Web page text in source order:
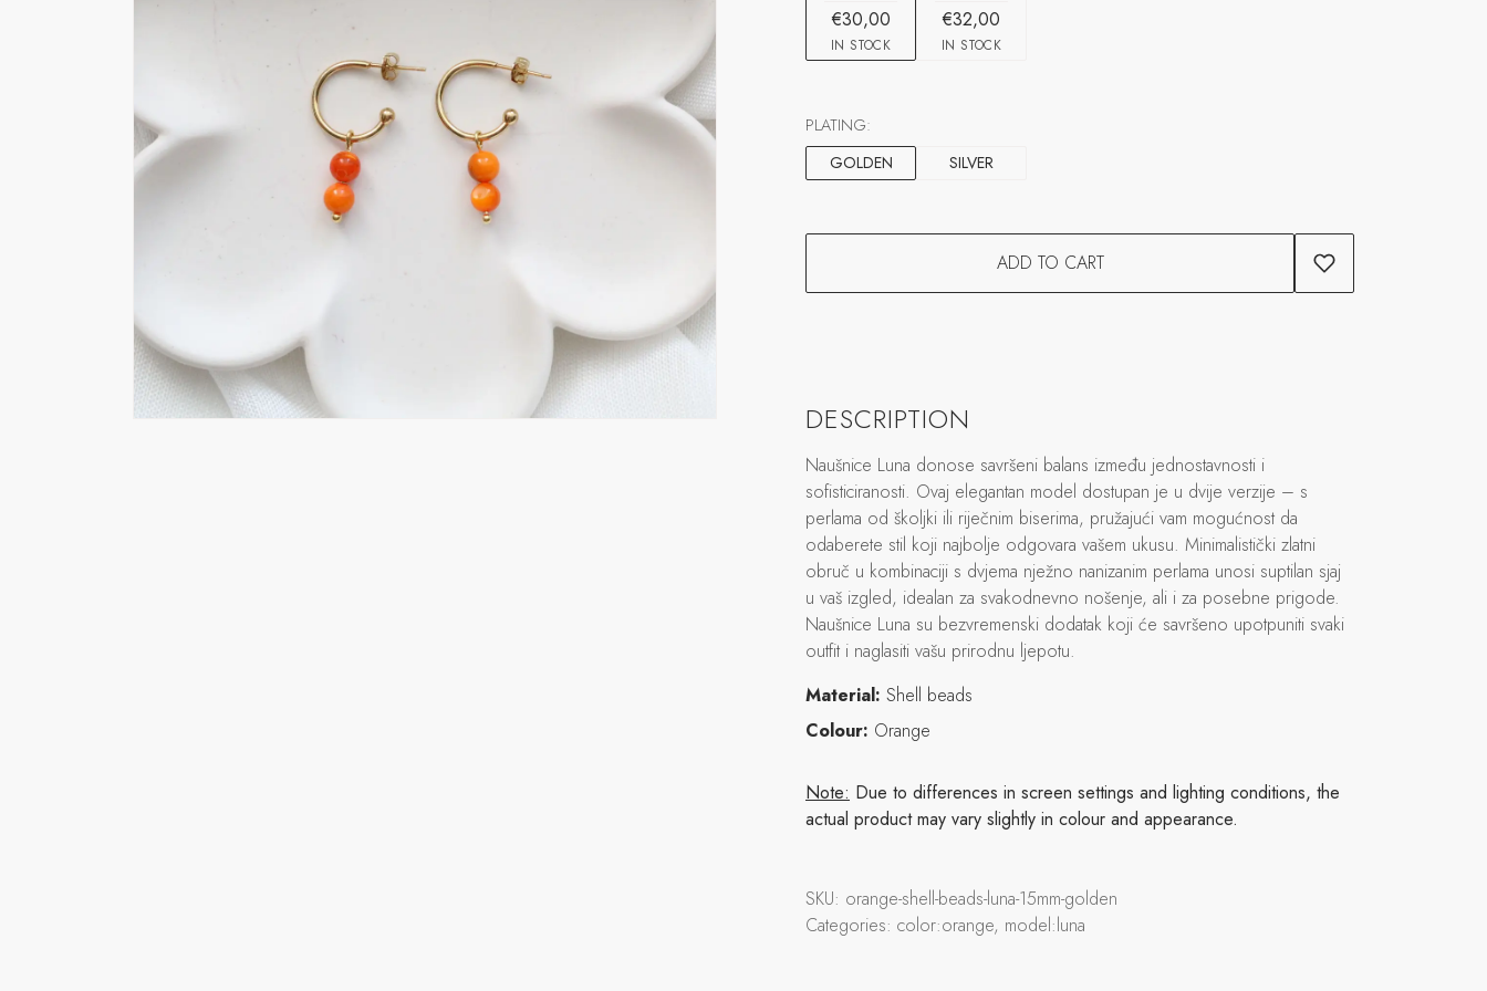
€30,00
IN STOCK
€32,00
IN STOCK
PLATING:
GOLDEN
SILVER
ADD TO CART
DESCRIPTION
Naušnice Luna donose savršeni balans između jednostavnosti i
sofisticiranosti. Ovaj elegantan model dostupan je u dvije verzije – s
perlama od školjki ili riječnim biserima, pružajući vam mogućnost da
odaberete stil koji najbolje odgovara vašem ukusu. Minimalistički zlatni
obruč u kombinaciji s dvjema nježno nanizanim perlama unosi suptilan sjaj
u vaš izgled, idealan za svakodnevno nošenje, ali i za posebne prigode.
Naušnice Luna su bezvremenski dodatak koji će savršeno upotpuniti svaki
outfit i naglasiti vašu prirodnu ljepotu.
Material: Shell beads
Colour: Orange
Note: Due to differences in screen settings and lighting conditions, the
actual product may vary slightly in colour and appearance.
SKU: orange-shell-beads-luna-15mm-golden
Categories: color:orange, model:luna